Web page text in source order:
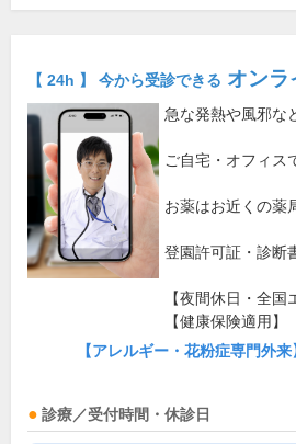
【 24h 】 今から受診できる オンラ
急な発熱や風邪な
ご自宅・オフィス
お薬はお近くの薬
登園許可証・診断
【夜間休日・全国
【健康保険適用】
【アレルギー・花粉症専門外
診療／受付時間・休診日